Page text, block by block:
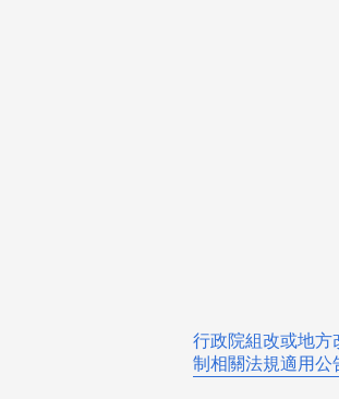
行政院組改或地方
制相關法規適用公